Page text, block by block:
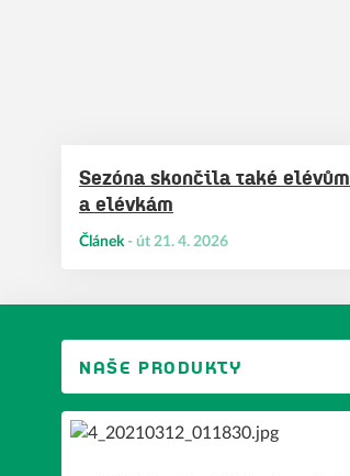
Článek- út 21. 4. 2026
Sezóna skončila také elévům
a elévkám
NAŠE PRODUKTY